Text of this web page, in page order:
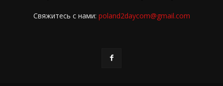
Свяжитесь с нами: poland2daycom@gmail.com